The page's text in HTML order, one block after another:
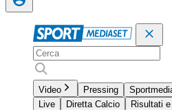
Video Pressing
Live
Diretta Calcio
Risultati